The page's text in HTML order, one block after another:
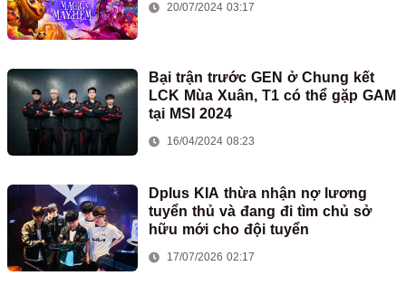
20/07/2024 03:17
Bại trận trước GEN ở Chung kết
LCK Mùa Xuân, T1 có thể gặp GAM
tại MSI 2024
16/04/2024 08:23
Dplus KIA thừa nhận nợ lương
tuyển thủ và đang đi tìm chủ sở
hữu mới cho đội tuyển
17/07/2026 02:17